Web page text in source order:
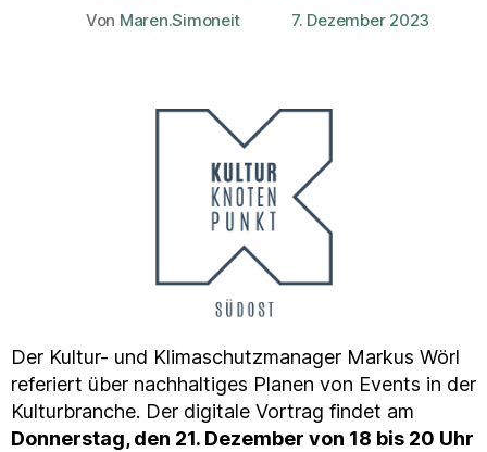
Beitragsautor
Von Maren.Simoneit Veröffentlichungsdatum
7. Dezember 2023
Der Kultur- und Klimaschutzmanager Markus Wörl
referiert über nachhaltiges Planen von Events in der
Kulturbranche. Der digitale Vortrag findet am
Donnerstag, den 21. Dezember von 18 bis 20 Uhr